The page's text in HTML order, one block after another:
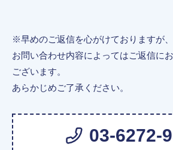
※早めのご返信を心がけておりますが、
お問い合わせ内容によってはご返信に
ございます。
あらかじめご了承ください。
03-6272-